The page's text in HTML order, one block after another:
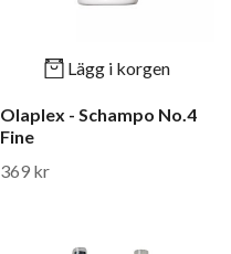
Lägg i korgen
Olaplex - Schampo No.4
Fine
369 kr